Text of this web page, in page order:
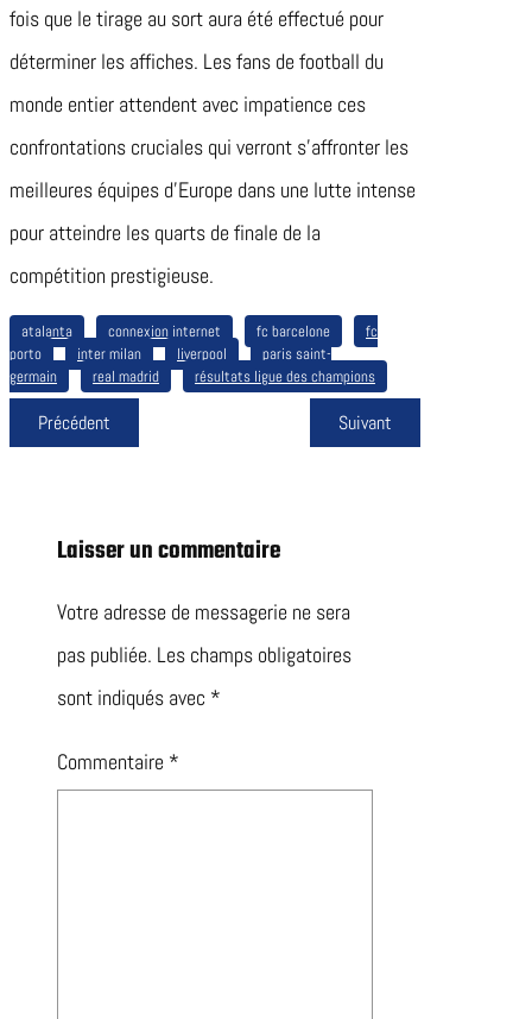
fois que le tirage au sort aura été effectué pour
déterminer les affiches. Les fans de football du
monde entier attendent avec impatience ces
confrontations cruciales qui verront s’affronter les
meilleures équipes d’Europe dans une lutte intense
pour atteindre les quarts de finale de la
compétition prestigieuse.
atalanta connexion internet fc barcelone
fc
porto
inter milan liverpool
paris saint-
germain
real madrid résultats ligue des champions
Précédent Suivant
Laisser un commentaire
Votre adresse de messagerie ne sera
pas publiée. Les champs obligatoires
sont indiqués avec *
Commentaire *